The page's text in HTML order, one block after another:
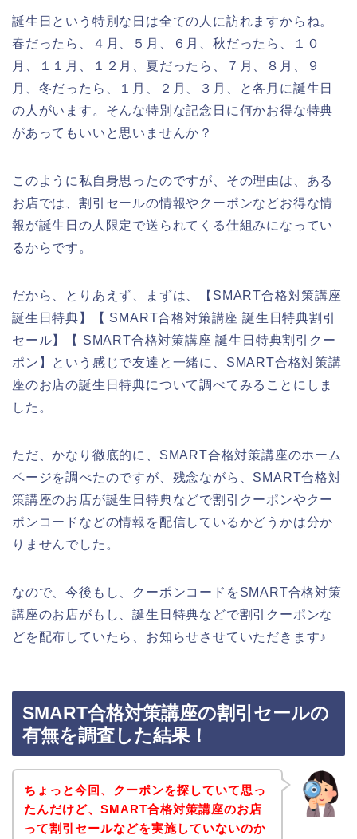
誕生日という特別な日は全ての人に訪れますからね。
春だったら、４月、５月、６月、秋だったら、１０
月、１１月、１２月、夏だったら、７月、８月、９
月、冬だったら、１月、２月、３月、と各月に誕生日
の人がいます。そんな特別な記念日に何かお得な特典
があってもいいと思いませんか？
このように私自身思ったのですが、その理由は、ある
お店では、割引セールの情報やクーポンなどお得な情
報が誕生日の人限定で送られてくる仕組みになってい
るからです。
だから、とりあえず、まずは、【SMART合格対策講座
誕生日特典】【 SMART合格対策講座 誕生日特典割引
セール】【 SMART合格対策講座 誕生日特典割引クー
ポン】という感じで友達と一緒に、SMART合格対策講
座のお店の誕生日特典について調べてみることにしま
した。
ただ、かなり徹底的に、SMART合格対策講座のホーム
ページを調べたのですが、残念ながら、SMART合格対
策講座のお店が誕生日特典などで割引クーポンやクー
ポンコードなどの情報を配信しているかどうかは分か
りませんでした。
なので、今後もし、クーポンコードをSMART合格対策
講座のお店がもし、誕生日特典などで割引クーポンな
どを配布していたら、お知らせさせていただきます♪
SMART合格対策講座の割引セールの
有無を調査した結果！
ちょっと今回、クーポンを探していて思っ
たんだけど、SMART合格対策講座のお店
って割引セールなどを実施していないのか